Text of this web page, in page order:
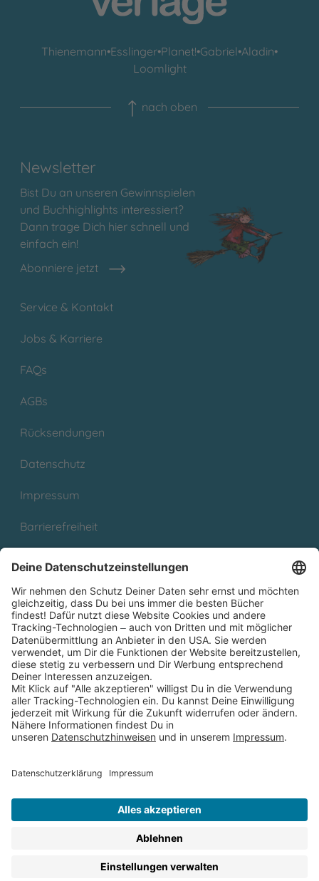
Thienemann•Esslinger•Planet!•Gabriel•Aladin•
Loomlight
nach oben
Newsletter
Bist Du an unseren Gewinnspielen
und Buchhighlights interessiert?
Dann trage Dich hier schnell und
einfach ein!
Abonniere jetzt
Service & Kontakt
Jobs & Karriere
FAQs
AGBs
Rücksendungen
Datenschutz
Impressum
Barrierefreiheit
Partnerprogramm (Affiliate)
Folge uns auf
* Versandkostenfrei ab 9,00 € Bestellwert innerhalb
Deutschlands
** Lieferzeit 1-3 Werktage innerhalb Deutschlands
Thienemann-Esslinger Verlag GmbH, Blumenstraße 36, D-70182